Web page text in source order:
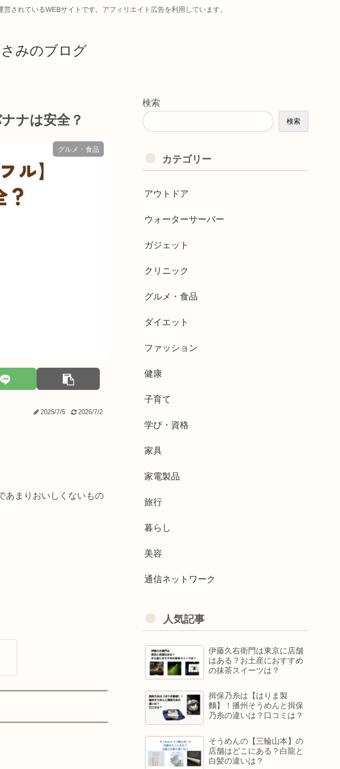
されているWEBサイトです。アフィリエイト広告を利用しています。
みのブログ
ナは安全？
グルメ・食品
2025/7/5 2026/7/2
あまりおいしくないもの
検索
検索
カテゴリー
アウトドア
ウォーターサーバー
ガジェット
クリニック
グルメ・食品
ダイエット
ファッション
健康
子育て
学び・資格
家具
家電製品
旅行
暮らし
美容
通信ネットワーク
人気記事
伊藤久右衛門は東京に店舗
はある？お土産におすすめ
の抹茶スイーツは？
揖保乃糸は【はりま製
麵】！播州そうめんと揖保
乃糸の違いは？口コミは？
そうめんの【三輪山本】の
店舗はどこにある？白龍と
白髪の違いは？